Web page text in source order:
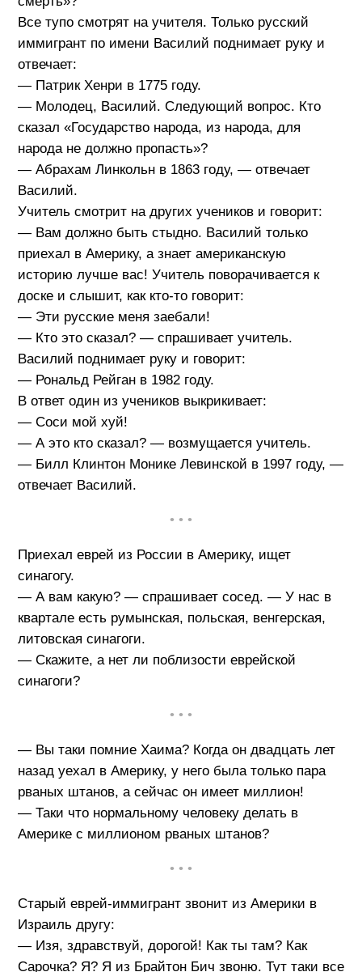
Все тупо смотрят на учителя. Только русский
иммигрант по имени Василий поднимает руку и
отвечает:
— Патрик Хенри в 1775 году.
— Молодец, Василий. Следующий вопрос. Кто
сказал «Государство народа, из народа, для
народа не должно пропасть»?
— Абрахам Линкольн в 1863 году, — отвечает
Василий.
Учитель смотрит на других учеников и говорит:
— Вам должно быть стыдно. Василий только
приехал в Америку, а знает американскую
историю лучше вас! Учитель поворачивается к
доске и слышит, как кто-то говорит:
— Эти русские меня заебали!
— Кто это сказал? — спрашивает учитель.
Василий поднимает руку и говорит:
— Рональд Рейган в 1982 году.
В ответ один из учеников выкрикивает:
— Соси мой хуй!
— А это кто сказал? — возмущается учитель.
— Билл Клинтон Монике Левинской в 1997 году, —
отвечает Василий.
• • •
Приехал еврей из России в Америку, ищет
синагогу.
— А вам какую? — спрашивает сосед. — У нас в
квартале есть румынская, польская, венгерская,
литовская синагоги.
— Скажите, а нет ли поблизости еврейской
синагоги?
• • •
— Вы таки помние Хаима? Когда он двадцать лет
назад уехал в Америку, у него была только пара
рваных штанов, а сейчас он имеет миллион!
— Таки что нормальному человеку делать в
Америке с миллионом рваных штанов?
• • •
Старый еврей-иммигрант звонит из Америки в
Израиль другу:
— Изя, здравствуй, дорогой! Как ты там? Как
Сарочка? Я? Я из Брайтон Бич звоню. Тут таки все